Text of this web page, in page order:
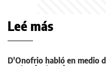
Leé más
D'Onofrio habló en medio